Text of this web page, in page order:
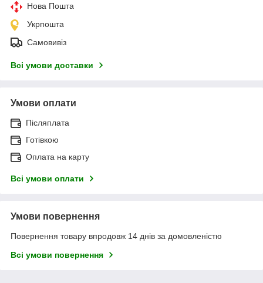
Нова Пошта
Укрпошта
Самовивіз
Всі умови доставки
Умови оплати
Післяплата
Готівкою
Оплата на карту
Всі умови оплати
Умови повернення
Повернення товару впродовж 14 днів за домовленістю
Всі умови повернення